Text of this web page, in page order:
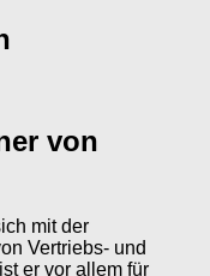
von
mit der
Vertriebs- und
er vor allem für